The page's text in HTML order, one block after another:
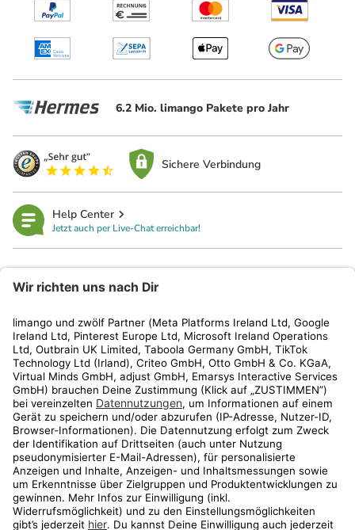
6.2 Mio. limango Pakete pro Jahr
Sichere Verbindung
Help Center
Jetzt auch per Live-Chat erreichbar!
Kundenservice
Shop
Aktionen
Travel